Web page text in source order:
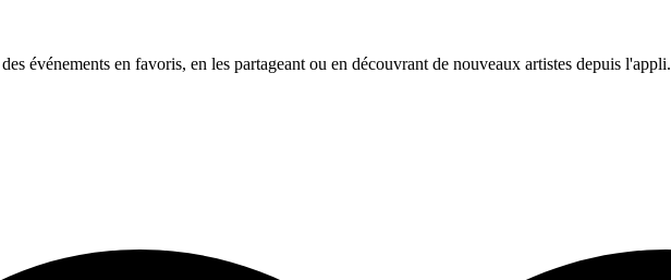
événements en favoris, en les partageant ou en découvrant de nouveaux artistes depuis l'appli.